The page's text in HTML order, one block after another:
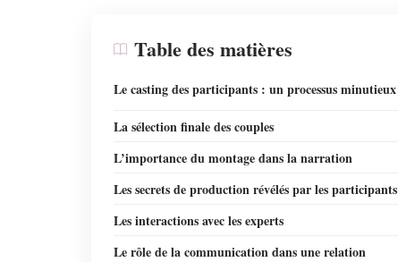
Table des matières
Le casting des participants : un processus minutieux
La sélection finale des couples
L’importance du montage dans la narration
Les secrets de production révélés par les participants
Les interactions avec les experts
Le rôle de la communication dans une relation